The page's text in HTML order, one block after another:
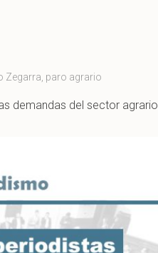
Zegarra paro agrario
demandas del sector agrario.